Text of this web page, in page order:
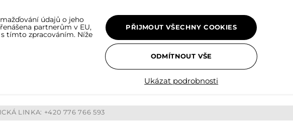
LINKA: +420 776 766 593
údajů o jeho
partnerům v EU,
tímto zpracováním. Níže
Ukázat podrobnosti
PŘIJMOUT VŠECHNY COOKIES
ODMÍTNOUT VŠE